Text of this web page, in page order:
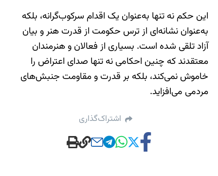
این حکم نه تنها به‌عنوان یک اقدام سرکوب‌گرانه، بلکه
به‌عنوان نشانه‌ای از ترس حکومت از قدرت هنر و بیان
آزاد تلقی شده است. بسیاری از فعالان و هنرمندان
معتقدند که چنین احکامی نه تنها صدای اعتراض را
خاموش نمی‌کند، بلکه بر قدرت و مقاومت جنبش‌های
مردمی می‌افزاید.
اشتراک‌گذاری